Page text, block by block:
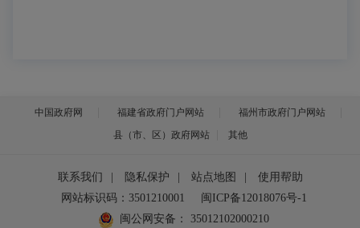
中国政府网 福建省政府门户网站
福州市政府门户网站
县（市、区）政府网站
其他
联系我们 隐私保护 站点地图
使用帮助
网站标识码：3501210001
闽ICP备12018076号-1
闽公网安备：
35012102000210